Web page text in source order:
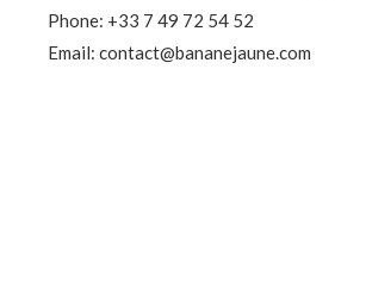
Phone: +33 7 49 72 54 52
Email: contact@bananejaune.com